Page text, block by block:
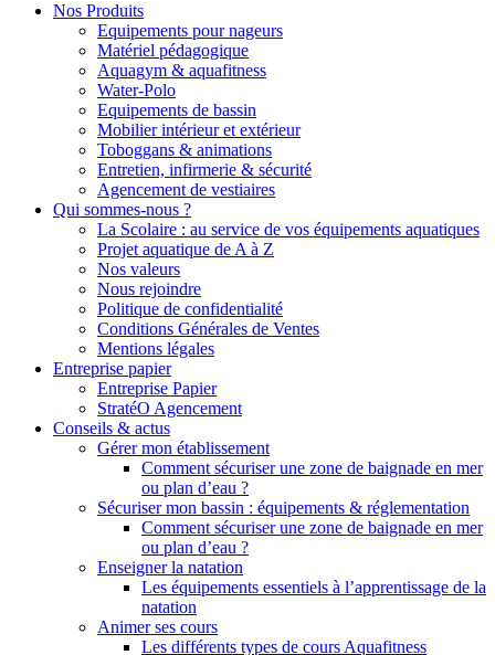
Nos Produits
Equipements pour nageurs
Matériel pédagogique
Aquagym & aquafitness
Water-Polo
Equipements de bassin
Mobilier intérieur et extérieur
Toboggans & animations
Entretien, infirmerie & sécurité
Agencement de vestiaires
Qui sommes-nous ?
La Scolaire : au service de vos équipements aquatiques
Projet aquatique de A à Z
Nos valeurs
Nous rejoindre
Politique de confidentialité
Conditions Générales de Ventes
Mentions légales
Entreprise papier
Entreprise Papier
StratéO Agencement
Conseils & actus
Gérer mon établissement
Comment sécuriser une zone de baignade en mer
ou plan d’eau ?
Sécuriser mon bassin : équipements & réglementation
Comment sécuriser une zone de baignade en mer
ou plan d’eau ?
Enseigner la natation
Les équipements essentiels à l’apprentissage de la
natation
Animer ses cours
Les différents types de cours Aquafitness